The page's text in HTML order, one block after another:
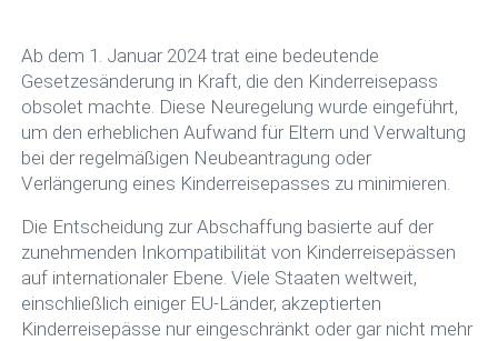
Ab dem 1. Januar 2024 trat eine bedeutende
Gesetzesänderung in Kraft, die den Kinderreisepass
obsolet machte. Diese Neuregelung wurde eingeführt,
um den erheblichen Aufwand für Eltern und Verwaltung
bei der regelmäßigen Neubeantragung oder
Verlängerung eines Kinderreisepasses zu minimieren.
Die Entscheidung zur Abschaffung basierte auf der
zunehmenden Inkompatibilität von Kinderreisepässen
auf internationaler Ebene. Viele Staaten weltweit,
einschließlich einiger EU-Länder, akzeptierten
Kinderreisepässe nur eingeschränkt oder gar nicht mehr